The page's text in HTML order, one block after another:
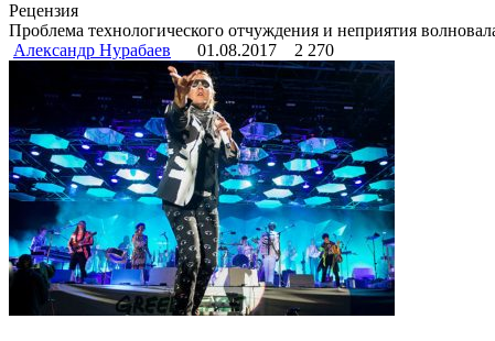
Рецензия
Проблема технологического отчуждения и неприятия
Александр Нурабаев
01.08.2017 2 270